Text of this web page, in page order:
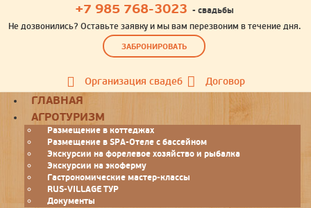
+7 985 768-3023 - свадьбы
Не дозвонились? Оставьте заявку и мы вам перезвоним в течение дня.
ЗАБРОНИРОВАТЬ
Организация свадеб Договор
Toggle
ГЛАВНАЯ
АГРОТУРИЗМ
Размещение в коттеджах
Размещение в SPA-Отеле с бассейном
Экскурсии на форелевое хозяйство и рыбалка
Экскурсии на экоферму
Гастрономические мастер-классы
RUS-VILLAGE ТУР
Документы